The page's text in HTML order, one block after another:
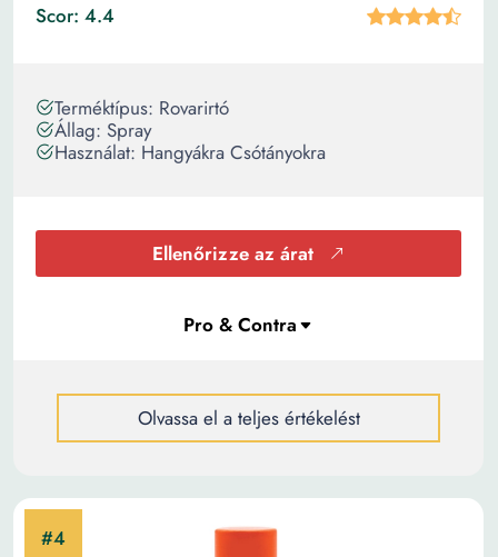
Scor: 4.4
Terméktípus: Rovarirtó
Állag: Spray
Használat: Hangyákra Csótányokra
Ellenőrizze az árat
Olvassa el a teljes értékelést